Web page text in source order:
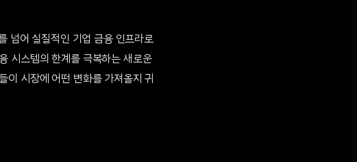
넘어 실질적인 기업 금융 인프라로
시스템의 한계를 극복하는 새로운
이 시장에 어떤 변화를 가져올지 귀